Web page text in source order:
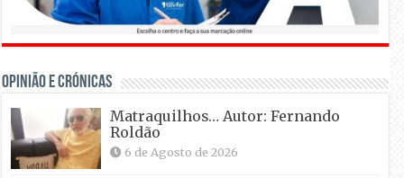
OPINIÃO E CRÓNICAS
Matraquilhos… Autor: Fernando
Roldão
6 de Agosto de 2026